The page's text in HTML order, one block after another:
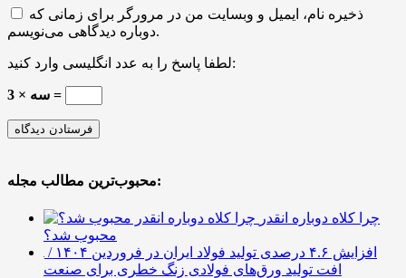
ذخیره نام، ایمیل و وبسایت من در مرورگر برای زمانی که
دوباره دیدگاهی می‌نویسم.
لطفا پاسخ را به عدد انگلیسی وارد کنید:
سه × 3 =
محبوب‌ترین مطالب مجله:
چرا کلاه دوباره انقدر
محبوب شد؟
افزایش ۴.۶ درصدی تولید فولاد ایران در فروردین ۱۴۰۴ /
افت تولید ورق‌های فولادی زنگ خطری برای صنعت